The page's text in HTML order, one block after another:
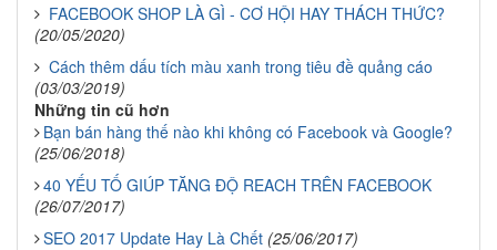
FACEBOOK SHOP LÀ GÌ - CƠ HỘI HAY THÁCH THỨC?
(20/05/2020)
Cách thêm dấu tích màu xanh trong tiêu đề quảng cáo
(03/03/2019)
Những tin cũ hơn
Bạn bán hàng thế nào khi không có Facebook và Google?
(25/06/2018)
40 YẾU TỐ GIÚP TĂNG ĐỘ REACH TRÊN FACEBOOK
(26/07/2017)
SEO 2017 Update Hay Là Chết (25/06/2017)